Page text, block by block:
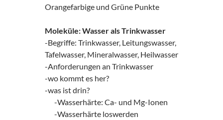
Orangefarbige und Grüne Punkte
Moleküle: Wasser als Trinkwasser
-Begriffe: Trinkwasser, Leitungswasser,
Tafelwasser, Mineralwasser, Heilwasser
-Anforderungen an Trinkwasser
-wo kommt es her?
-was ist drin?
-Wasserhärte: Ca- und Mg-Ionen
-Wasserhärte loswerden